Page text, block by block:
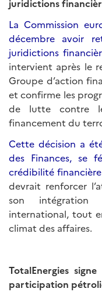
juridictions
La Commission
décembre avoir
juridictions
intervient après le
Groupe d’action
et confirme les
de lutte contre
financement du
Cette décision a
des Finances, se
crédibilité
devrait renforcer
son intégration
international, tout
climat des affaires.
TotalEnergies
participation